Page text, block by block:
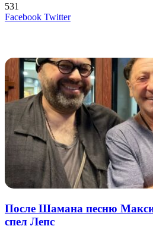
531
Facebook TwitterLinkedIn
Tumblr
Reddit
Вконтакте
Одноклассники
Skype
Messenger
Messenger
WhatsApp
Telegram
Viber
Line
Поделиться
Печатать
После Шамана песню
спел Лепс